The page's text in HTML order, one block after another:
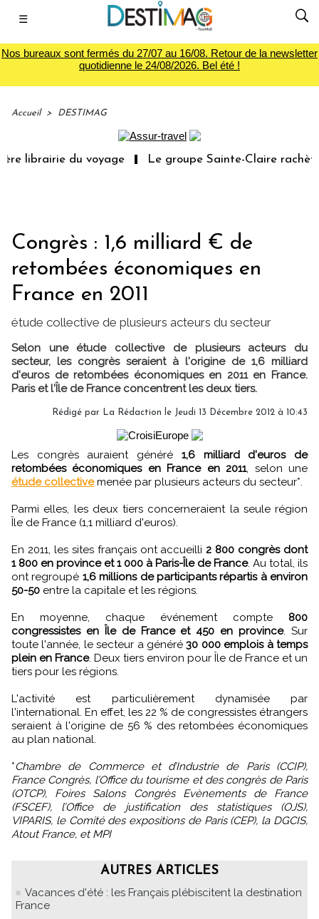
☰
Nos bureaux sont fermés du 27/07 au 16/08. Retour de la newsletter
quotidienne le 24/08/2026. Bel été !
Accueil > DESTIMAG
librairie du voyage Le groupe Sainte-Claire rachète
Congrès : 1,6 milliard € de
retombées économiques en
France en 2011
étude collective de plusieurs acteurs du secteur
Selon une étude collective de plusieurs acteurs du
secteur, les congrès seraient à l'origine de 1,6 milliard
d'euros de retombées économiques en 2011 en France.
Paris et l'Île de France concentrent les deux tiers.
Rédigé par La Rédaction le Jeudi 13 Décembre 2012 à 10:43
Les congrès auraient généré 1,6 milliard d'euros de
retombées économiques en France en 2011, selon une
étude collectivemenée par plusieurs acteurs du secteur*.
Parmi elles, les deux tiers concerneraient la seule région
Île de France (1,1 milliard d'euros).
En 2011, les sites français ont accueilli 2 800 congrès dont
1 800 en province et 1 000 à Paris-Île de France. Au total, ils
ont regroupé 1,6 millions de participants répartis à environ
50-50 entre la capitale et les régions.
En moyenne, chaque événement compte 800
congressistes en Île de France et 450 en province. Sur
toute l'année, le secteur a généré30 000 emplois à temps
plein en France. Deux tiers environ pour Île de France et un
tiers pour les régions.
L'activité est particulièrement dynamisée par
l'international. En effet, les 22 % de congressistes étrangers
seraient à l'origine de 56 % des retombées économiques
au plan national.
*Chambre de Commerce et d’Industrie de Paris (CCIP),
France Congrès, l’Office du tourisme et des congrès de Paris
(OTCP), Foires Salons Congrès Evènements de France
(FSCEF), l’Office de justification des statistiques (OJS),
VIPARIS, le Comité des expositions de Paris (CEP), la DGCIS,
Atout France, et MPI
AUTRES ARTICLES
Vacances d'été : les Français plébiscitent la destination
France